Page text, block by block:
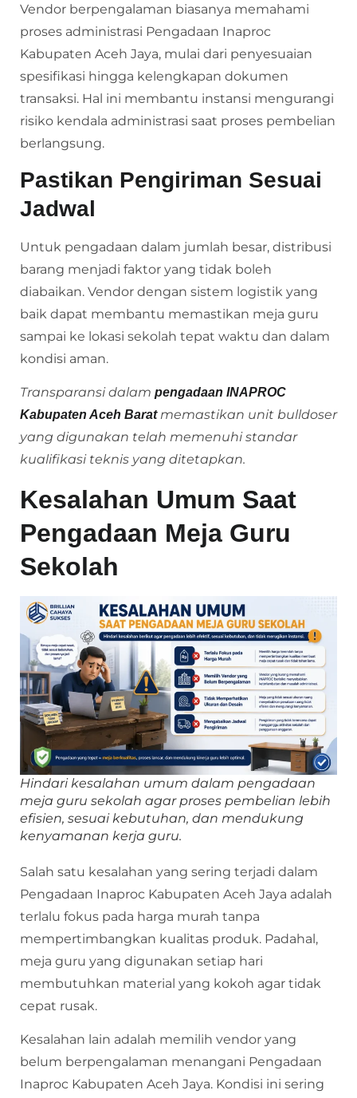
Vendor berpengalaman biasanya memahami
proses administrasi Pengadaan Inaproc
Kabupaten Aceh Jaya, mulai dari penyesuaian
spesifikasi hingga kelengkapan dokumen
transaksi. Hal ini membantu instansi mengurangi
risiko kendala administrasi saat proses pembelian
berlangsung.
Pastikan Pengiriman Sesuai
Jadwal
Untuk pengadaan dalam jumlah besar, distribusi
barang menjadi faktor yang tidak boleh
diabaikan. Vendor dengan sistem logistik yang
baik dapat membantu memastikan meja guru
sampai ke lokasi sekolah tepat waktu dan dalam
kondisi aman.
Transparansi dalam pengadaan INAPROC
Kabupaten Aceh Baratmemastikan unit bulldoser
yang digunakan telah memenuhi standar
kualifikasi teknis yang ditetapkan.
Kesalahan Umum Saat
Pengadaan Meja Guru
Sekolah
Hindari kesalahan umum dalam pengadaan
meja guru sekolah agar proses pembelian lebih
efisien, sesuai kebutuhan, dan mendukung
kenyamanan kerja guru.
Salah satu kesalahan yang sering terjadi dalam
Pengadaan Inaproc Kabupaten Aceh Jaya adalah
terlalu fokus pada harga murah tanpa
mempertimbangkan kualitas produk. Padahal,
meja guru yang digunakan setiap hari
membutuhkan material yang kokoh agar tidak
cepat rusak.
Kesalahan lain adalah memilih vendor yang
belum berpengalaman menangani Pengadaan
Inaproc Kabupaten Aceh Jaya. Kondisi ini sering